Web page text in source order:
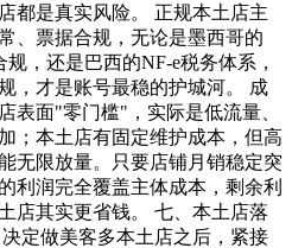
都是真实风险。 正规本土店主
、票据合规，无论是墨西哥的
，还是巴西的NF-e税务体系，
，才是账号最稳的护城河。 成
表面"零门槛"，实际是低流量、
；本土店有固定维护成本，但高
无限放量。只要店铺月销稳定突
利润完全覆盖主体成本，剩余利
店其实更省钱。 七、本土店落
定做美客多本土店之后，紧接